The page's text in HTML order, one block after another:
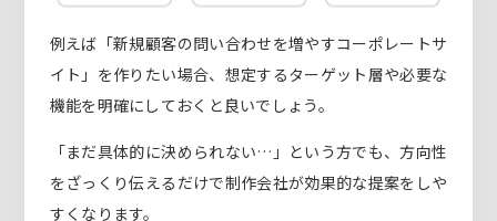
例えば「新規顧客の問い合わせを増やすコーポレートサ
イト」を作りたい場合、想定するターゲット層や必要な
機能を明確にしておくと良いでしょう。
「まだ具体的に決められない…」という方でも、方向性
をざっくり伝えるだけで制作会社が効果的な提案をしや
すくなります。